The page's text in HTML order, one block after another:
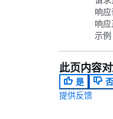
响
响
示例
此页内容
是
否
提供反馈